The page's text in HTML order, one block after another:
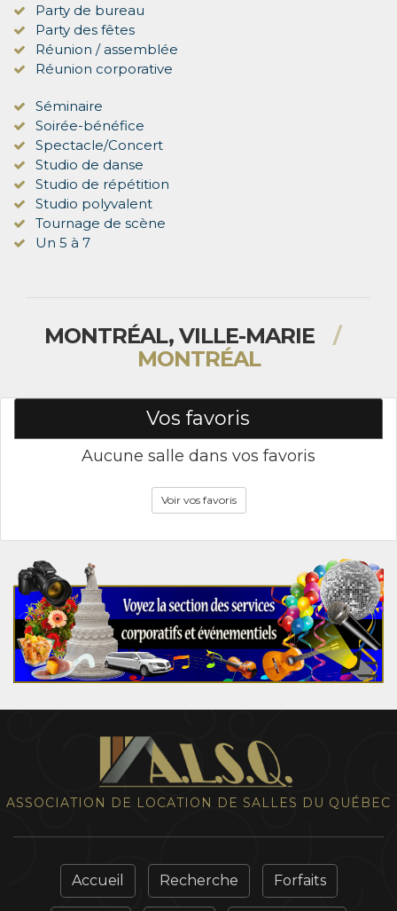
Party de bureau
Party des fêtes
Réunion / assemblée
Réunion corporative
Séminaire
Soirée-bénéfice
Spectacle/Concert
Studio de danse
Studio de répétition
Studio polyvalent
Tournage de scène
Un 5 à 7
MONTRÉAL, VILLE-MARIE
/
MONTRÉAL
Vos favoris
Aucune salle dans vos favoris
Voir vos favoris
ASSOCIATION DE LOCATION DE SALLES DU QUÉBEC
Accueil Recherche Forfaits